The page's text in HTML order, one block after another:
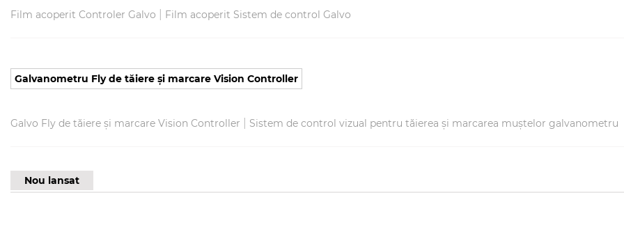
Film acoperit Controler Galvo Film acoperit Sistem de control Galvo
Galvanometru Fly de tăiere și marcare Vision Controller
Galvo Fly de tăiere și marcare Vision Controller Sistem de control vizual pentru tăierea și marcarea muștelor galvanometru
Nou lansat